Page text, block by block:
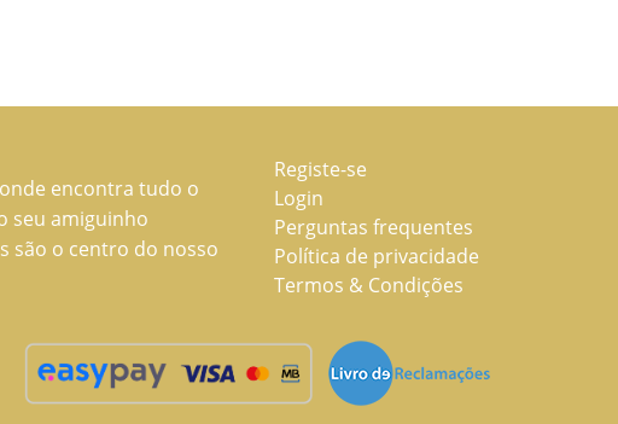
encontra tudo o
seu amiguinho
são o centro do nosso
Registe-se
Login
Perguntas frequentes
Política de privacidade
Termos & Condições